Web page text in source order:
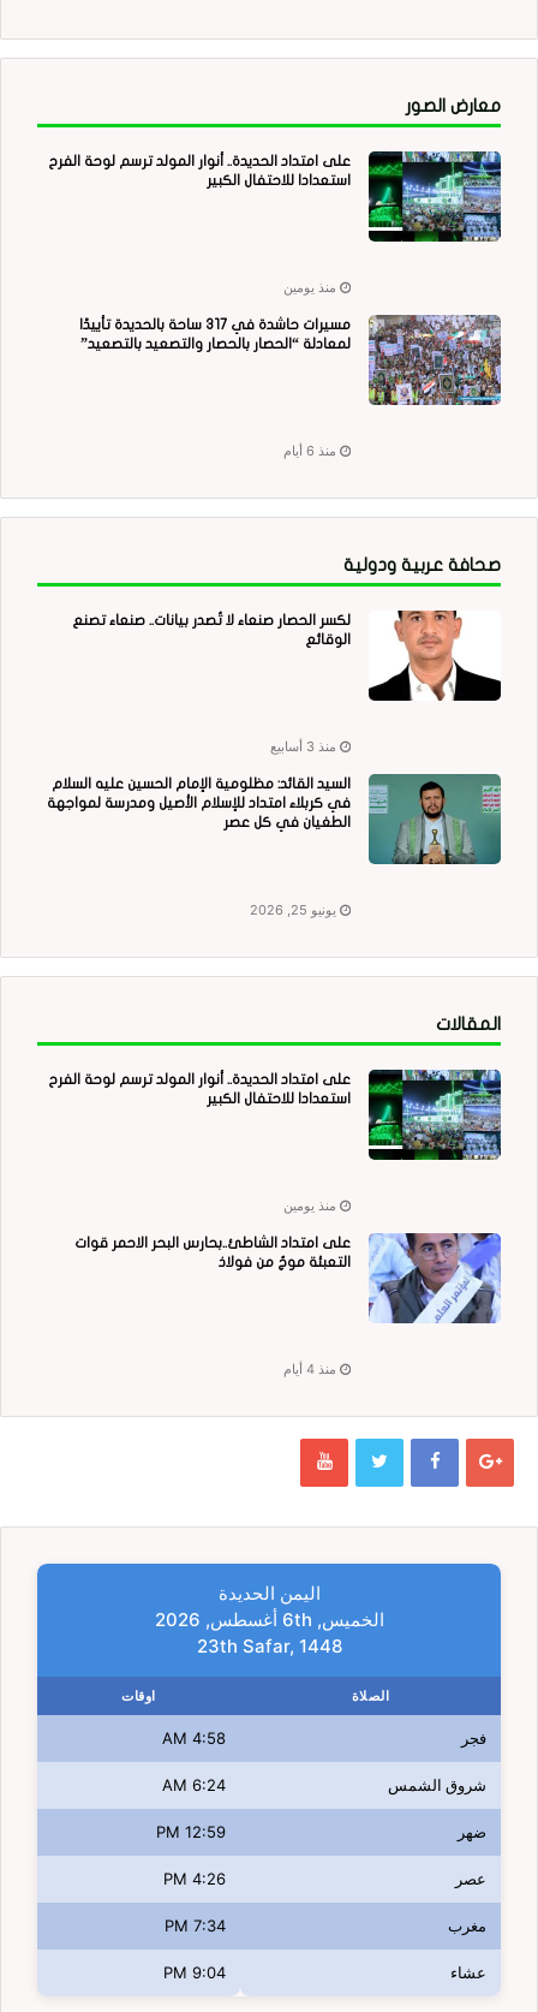
معارض الصور
على امتداد الحديدة.. أنوار المولد ترسم لوحة الفرح
استعدادا للاحتفال الكبير
منذ يومين
مسيرات حاشدة في 317 ساحة بالحديدة تأييدًا
لمعادلة “الحصار بالحصار والتصعيد بالتصعيد”
منذ 6 أيام
صحافة عربية ودولية
لكسر الحصار صنعاء لا تُصدر بيانات.. صنعاء تصنع
الوقائع
منذ 3 أسابيع
السيد القائد: مظلومية الإمام الحسين عليه السلام
في كربلاء امتداد للإسلام الأصيل ومدرسة لمواجهة
الطغيان في كل عصر
يونيو 25, 2026
المقالات
على امتداد الحديدة.. أنوار المولد ترسم لوحة الفرح
استعدادا للاحتفال الكبير
منذ يومين
على امتداد الشاطئ..بحارس البحر الاحمر قوات
التعبئة موجٌ من فولاذ
منذ 4 أيام
اليمن الحديدة
الخميس, 6th أغسطس, 2026
23th Safar, 1448
الصلاة اوقات
فجر 4:58 AM
شروق الشمس 6:24 AM
ضهر 12:59 PM
عصر 4:26 PM
مغرب 7:34 PM
عشاء 9:04 PM